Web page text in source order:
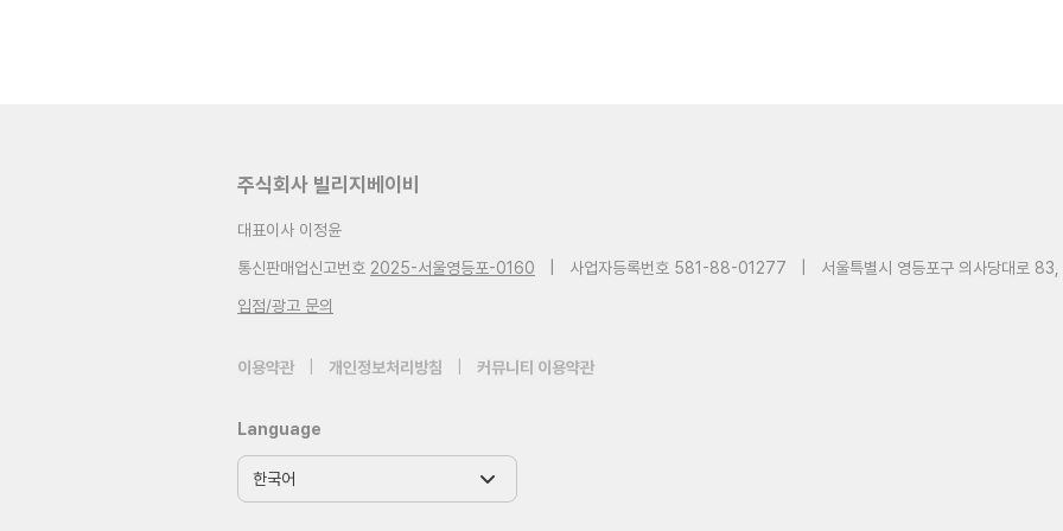
주식회사 빌리지베이비
대표이사 이정윤
통신판매업신고번호 2025-서울영등포-0160 사업자등록번호 581-88-01277
서울특별시 영등포구 의사당대로
입점/광고 문의
이용약관 개인정보처리방침 커뮤니티 이용약관
Language